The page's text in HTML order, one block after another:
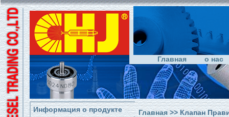
Главная о нас
Информация о продукте Главная>>Клапан